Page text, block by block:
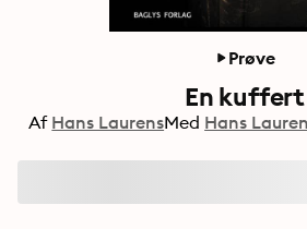
Prøve
En kuffert
Af Hans LaurensMed Hans